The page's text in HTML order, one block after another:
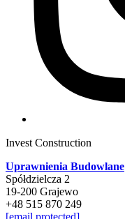
Invest Construction
Uprawnienia Budowlane
Spółdzielcza 2
19-200 Grajewo
+48 515 870 249
[email protected]